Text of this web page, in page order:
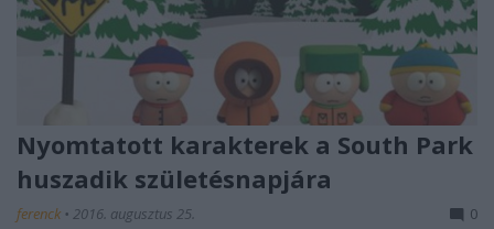
Nyomtatott karakterek a South Park
huszadik születésnapjára
ferenck • 2016. augusztus 25. 0